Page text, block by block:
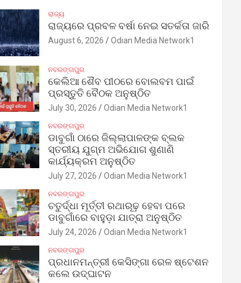
ରାଜ୍ୟ
ରାଜ୍ୟରେ ପ୍ରବଳ ବର୍ଷା ନେଇ ସତର୍କତା ଜାରି
August 6, 2026 Odian Media Network1
ନବରଙ୍ଗପୁର
କେଲିଆ ଶୈବ ପୀଠରେ ବୋଲବମ ପାଇଁ
ପ୍ରସ୍ତୁତି ବୈଠକ ଅନୁଷ୍ଠିତ
July 30, 2026 Odian Media Network1
ନବରଙ୍ଗପୁର
ଡାବୁଗାଁ ଠାରେ ଜିଲ୍ଲାପାଳଙ୍କ ବ୍ଲକ
ସ୍ତରୀୟ ଯୁଗ୍ମ ଅଭିଯୋଗ ଶୁଣାଣି
କାର୍ଯ୍ୟକ୍ରମ ଅନୁଷ୍ଠିତ
July 27, 2026 Odian Media Network1
ନବରଙ୍ଗପୁର
ଚତୁର୍ଦ୍ଧା ମୂର୍ତ୍ତୀ ରଥାରୂଢ଼ ହେବା ପରେ
ଡାବୁଗାଁରେ ବାହୁଡ଼ା ଯାତ୍ରା ଅନୁଷ୍ଠିତ
July 24, 2026 Odian Media Network1
ନବରଙ୍ଗପୁର
ପ୍ରଧାନମନ୍ତ୍ରୀ କେସିଙ୍ଗା ରେଳ ଷ୍ଟେଶନ
କଲେ ଉଦ୍‌ଘାଟନ